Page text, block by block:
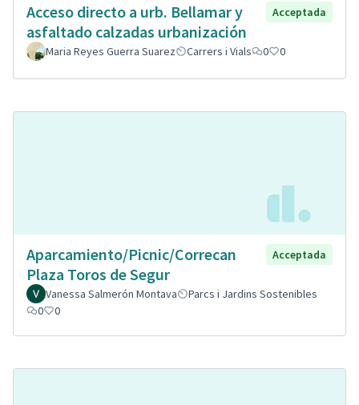
Acceso directo a urb. Bellamar y
asfaltado calzadas urbanización
Acceptada
Maria Reyes Guerra Suarez Carrers i Vials 0 0
Aparcamiento/Picnic/Correcan
Plaza Toros de Segur
Acceptada
Vanessa Salmerón Montava
Parcs i Jardins Sostenibles
0
0